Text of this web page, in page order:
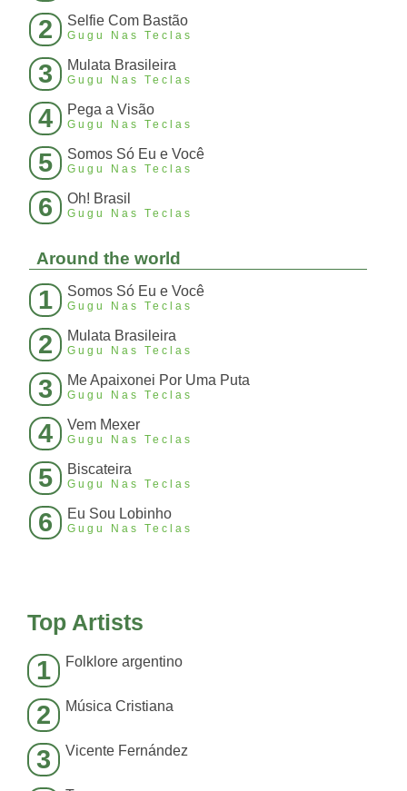
2 Selfie Com Bastão
Gugu Nas Teclas
3 Mulata Brasileira
Gugu Nas Teclas
4 Pega a Visão
Gugu Nas Teclas
5 Somos Só Eu e Você
Gugu Nas Teclas
6 Oh! Brasil
Gugu Nas Teclas
Around the world
1 Somos Só Eu e Você
Gugu Nas Teclas
2 Mulata Brasileira
Gugu Nas Teclas
3 Me Apaixonei Por Uma Puta
Gugu Nas Teclas
4 Vem Mexer
Gugu Nas Teclas
5 Biscateira
Gugu Nas Teclas
6 Eu Sou Lobinho
Gugu Nas Teclas
Top Artists
1 Folklore argentino
2 Música Cristiana
3 Vicente Fernández